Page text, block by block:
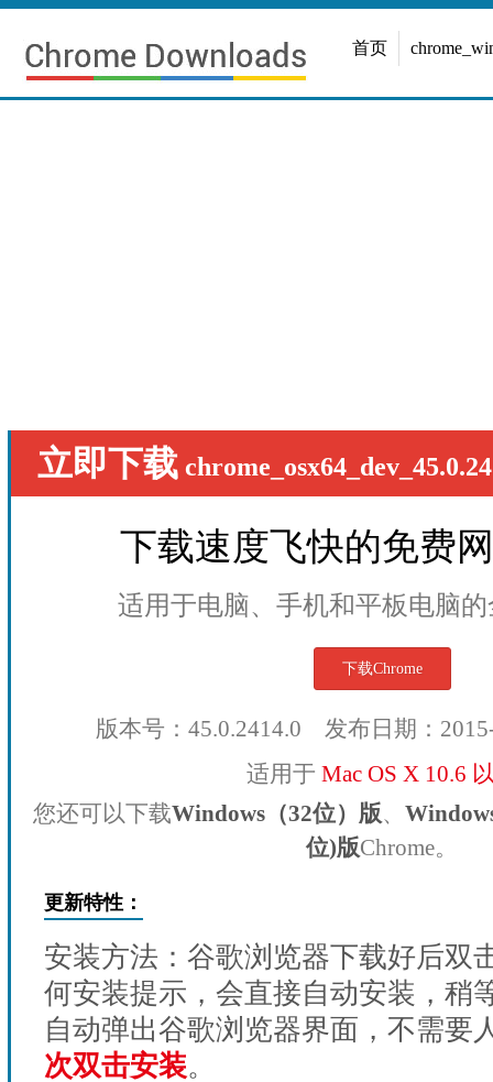
首页
立即下载
下载速度飞快的免费
适用于电脑、手机和平板电脑
下载Chrome
版本号：45.0.2414.0 发布日期：
适用于 Mac OS X 10.6
您还可以下载Windows（32位）版、
位)版Chrome。
更新特性：
安装方法：谷歌浏览器下载好后双
何安装提示，会直接自动安装，稍
自动弹出谷歌浏览器界面，不需要
次双击安装。